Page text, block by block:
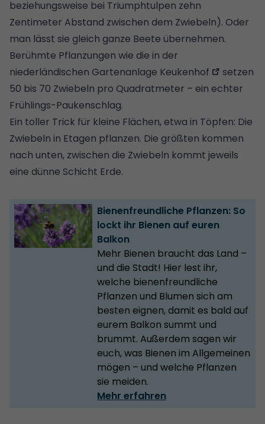
beziehungsweise bei Triumphtulpen zehn
Zentimeter Abstand zwischen dem Zwiebeln). Oder
man lässt sie gleich ganze Beete übernehmen.
Berühmte Pflanzungen wie die in der
niederländischen Gartenanlage Keukenhof
setzen
50 bis 70 Zwiebeln pro Quadratmeter – ein echter
Frühlings-Paukenschlag.
Ein toller Trick für kleine Flächen, etwa in Töpfen: Die
Zwiebeln in Etagen pflanzen. Die größten kommen
nach unten, zwischen die Zwiebeln kommt jeweils
eine dünne Schicht Erde.
Bienenfreundliche Pflanzen: So
lockt ihr Bienen auf euren
Balkon
Mehr Bienen braucht das Land –
und die Stadt! Hier lest ihr,
welche bienenfreundliche
Pflanzen und Blumen sich am
besten eignen, damit es bald auf
eurem Balkon summt und
brummt. Außerdem sagen wir
euch, was Bienen im Allgemeinen
mögen – und welche Pflanzen
sie meiden.
Mehr erfahren